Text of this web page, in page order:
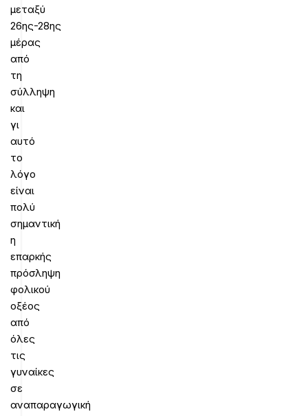
μεταξύ
26ης-28ης
μέρας
από
τη
σύλληψη
και
γι
αυτό
το
λόγο
είναι
πολύ
σημαντική
η
επαρκής
πρόσληψη
φολικού
οξέος
από
όλες
τις
γυναίκες
σε
αναπαραγωγική